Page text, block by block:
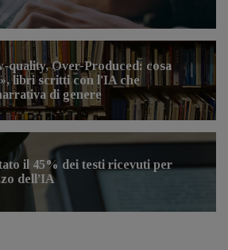
quality, Over-Produced: cosa
libri scritti con l'IA che
di genere
il 45% dei testi ricevuti per
dell’IA